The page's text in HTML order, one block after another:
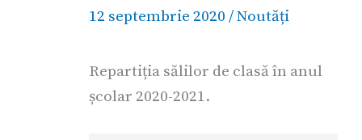
12 septembrie 2020 /Noutăți
Repartiția sălilor de clasă în anul
școlar 2020-2021.